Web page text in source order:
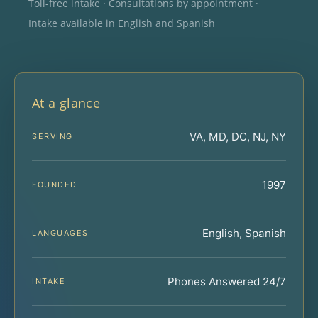
Toll-free intake · Consultations by appointment ·
Intake available in English and Spanish
At a glance
SERVING VA, MD, DC, NJ, NY
FOUNDED 1997
LANGUAGES English, Spanish
INTAKE Phones Answered 24/7